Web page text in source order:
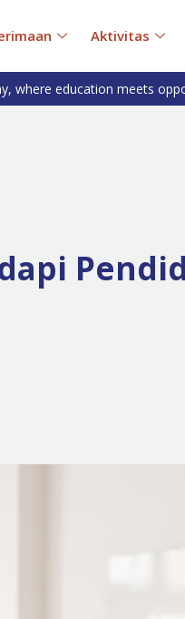
Aktivitas
where education meets